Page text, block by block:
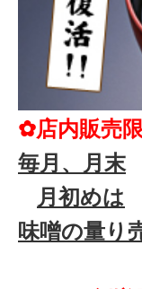
✿店内販売
毎月、月末
月初めは
味噌の量り